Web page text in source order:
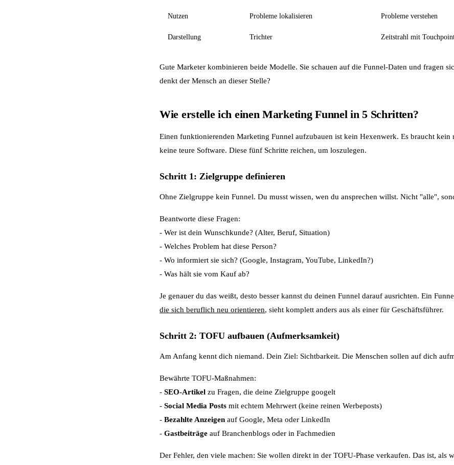
Nutzen Probleme lokalisieren Probleme verstehen
Darstellung Trichter Zeitstrahl mit
Gute Marketer kombinieren beide Modelle. Sie schauen auf die Funnel-Daten und fragen
denkt der Mensch an dieser Stelle?
Wie erstelle ich einen Marketing Funnel in 5 Schritten?
Einen funktionierenden Marketing Funnel aufzubauen ist kein Hexenwerk. Es braucht kein
keine teure Software. Diese fünf Schritte reichen, um loszulegen.
Schritt 1: Zielgruppe definieren
Ohne Zielgruppe kein Funnel. Du musst wissen, wen du ansprechen willst. Nicht "alle",
Beantworte diese Fragen:
- Wer ist dein Wunschkunde? (Alter, Beruf, Situation)
- Welches Problem hat diese Person?
- Wo informiert sie sich? (Google, Instagram, YouTube, LinkedIn?)
- Was hält sie vom Kauf ab?
Je genauer du das weißt, desto besser kannst du deinen Funnel darauf ausrichten. Ein
die sich beruflich neu orientieren, sieht komplett anders aus als einer für Geschäftsführer.
Schritt 2: TOFU aufbauen (Aufmerksamkeit)
Am Anfang kennt dich niemand. Dein Ziel: Sichtbarkeit. Die Menschen sollen auf dich
Bewährte TOFU-Maßnahmen:
- SEO-Artikel zu Fragen, die deine Zielgruppe googelt
- Social Media Posts mit echtem Mehrwert (keine reinen Werbeposts)
- Bezahlte Anzeigen auf Google, Meta oder LinkedIn
- Gastbeiträge auf Branchenblogs oder in Fachmedien
Der Fehler, den viele machen: Sie wollen direkt in der TOFU-Phase verkaufen. Das ist, als